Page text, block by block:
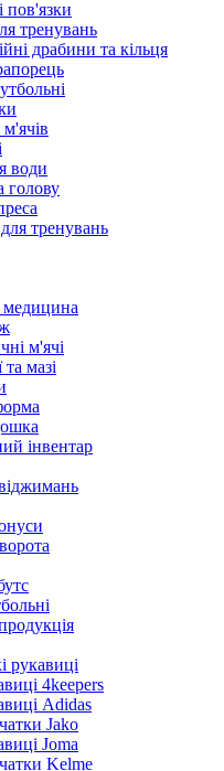
пов'язки
тренувань
драбини та кільця
води
голову
тренувань
м'ячі
мазі
інвентар
рукавиці
4keepers
Adidas
Jako
Joma
Kelme